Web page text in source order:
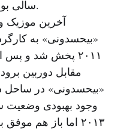
سالی بود که موزیک ویدیو نساخته بود.
آخرین موزیک
«بیحسدونی» به
۲۰۱۱ پخش شد و پس
مقابل دوربین
«بیحسدونی» در ساحل
وجود بهبودی
۲۰۱۳ اما باز هم